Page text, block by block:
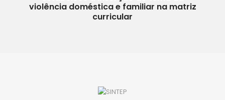
violência doméstica e familiar na matriz
curricular